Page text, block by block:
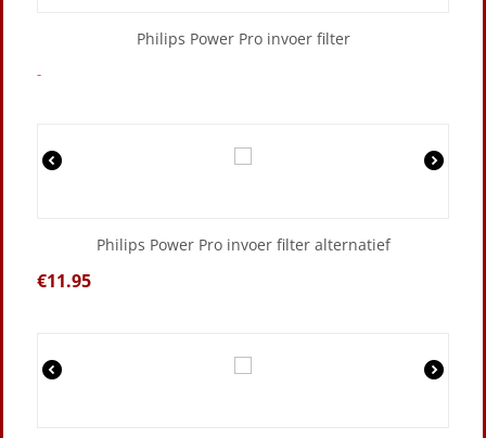
Philips Power Pro invoer filter
-
Philips Power Pro invoer filter alternatief
€11.95